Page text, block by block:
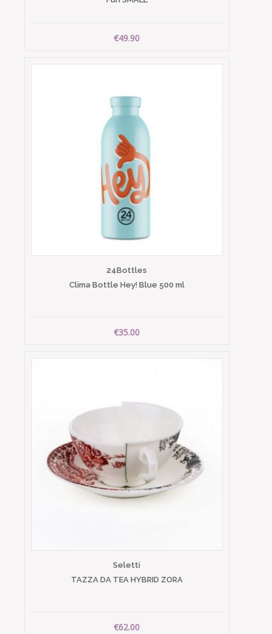
€49.90
24Bottles
Clima Bottle Hey! Blue 500 ml
€35.00
Seletti
TAZZA DA TEA HYBRID ZORA
€62.00